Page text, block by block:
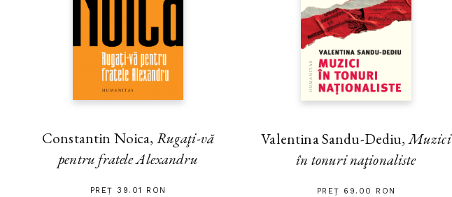
Constantin Noica, Rugaţi-vă
pentru fratele Alexandru
PREȚ 39.01 RON
Valentina Sandu-Dediu,Muzici
în tonuri naţionaliste
PREȚ 69.00 RON